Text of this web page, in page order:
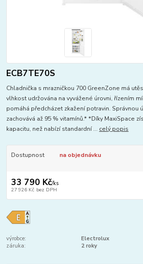
ECB7TE70S
Chladnička s mrazničkou 700 GreenZone má
vlhkost udržována na vyvážené úrovni, řízením
pomáhá předcházet zkažení potravin. Správnou
zachovává až 95 % vitamínů.* *Díky MaxiSpace
kapacitu, než nabízí standardní ... celý popis
Dostupnost na objednávku
33 790 Kč/ks
27 926 Kč bez DPH
výrobce:
Electrolux
záruka:
2 roky